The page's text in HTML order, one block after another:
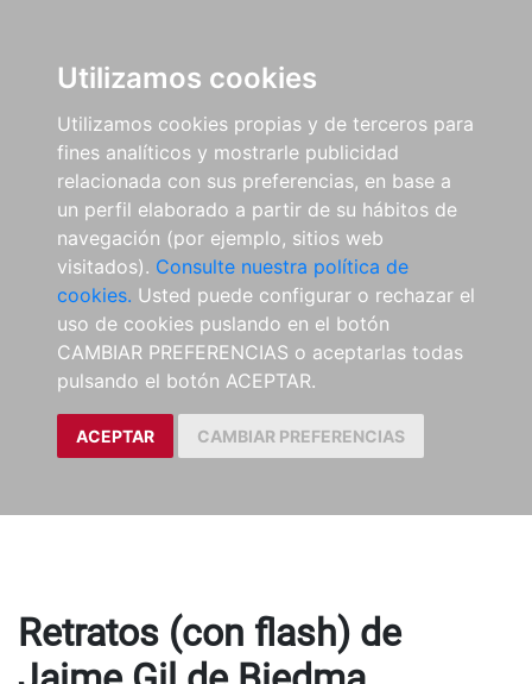
Utilizamos cookies
Utilizamos cookies propias y de terceros para
fines analíticos y mostrarle publicidad
relacionada con sus preferencias, en base a
un perfil elaborado a partir de su hábitos de
navegación (por ejemplo, sitios web
visitados). Consulte nuestra política de
cookies. Usted puede configurar o rechazar el
uso de cookies puslando en el botón
CAMBIAR PREFERENCIAS o aceptarlas todas
pulsando el botón ACEPTAR.
ACEPTAR CAMBIAR PREFERENCIAS
Retratos (con flash) de